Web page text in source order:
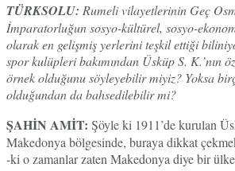
TÜRKSOLU: Rumeli vilayetlerinin Geç
İmparatorluğun sosyo-kültürel, sosyo-
olarak en gelişmiş yerlerini teşkil ettiği
spor kulüpleri bakımından Üsküp S. K.’nın
örnek olduğunu söyleyebilir miyiz? Yoksa
olduğundan da bahsedilebilir mi?
ŞAHİN AMİT: Şöyle ki 1911’de kurulan
Makedonya bölgesinde, buraya dikkat
-ki o zamanlar zaten Makedonya diye bir